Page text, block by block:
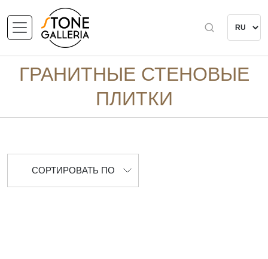
ГРАНИТНЫЕ СТЕНОВЫЕ
ПЛИТКИ
СОРТИРОВАТЬ ПО